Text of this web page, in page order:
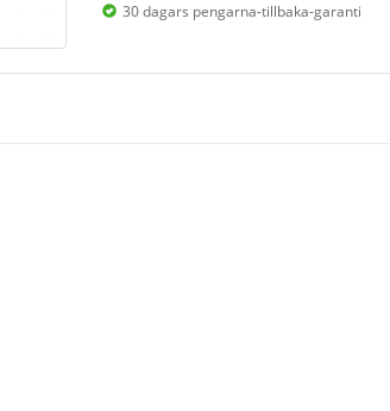
30 dagars pengarna-tillbaka-garanti